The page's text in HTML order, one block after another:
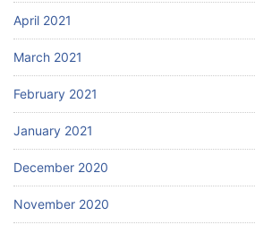
April 2021
March 2021
February 2021
January 2021
December 2020
November 2020